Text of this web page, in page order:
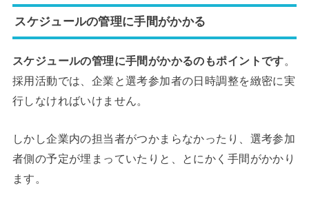
スケジュールの管理に手間がかかる
スケジュールの管理に手間がかかるのもポイントです。
採用活動では、企業と選考参加者の日時調整を緻密に実
行しなければいけません。
しかし企業内の担当者がつかまらなかったり、選考参加
者側の予定が埋まっていたりと、とにかく手間がかかり
ます。